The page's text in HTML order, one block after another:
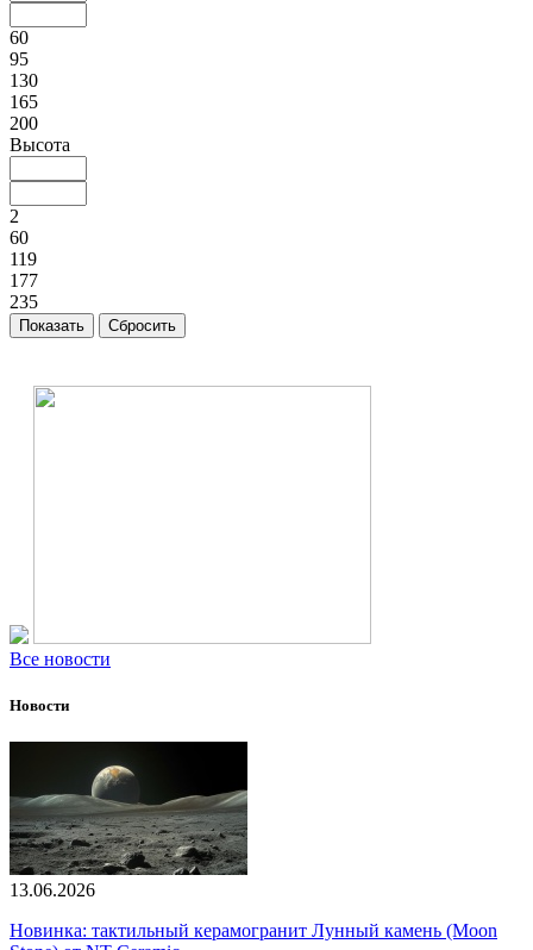
60
95
130
165
200
Высота
2
60
119
177
235
Все новости
Новости
13.06.2026
Новинка: тактильный керамогранит Лунный камень (Moon